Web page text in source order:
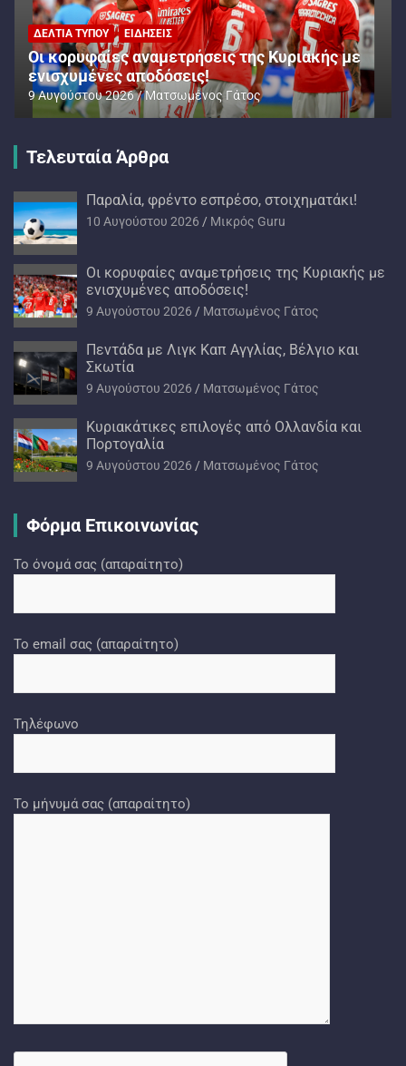
ΔΕΛΤΊΑ ΤΎΠΟΥ ΕΙΔΉΣΕΙΣ
Oι κορυφαίες αναμετρήσεις της Κυριακής με
ενισχυμένες αποδόσεις!
9 Αυγούστου 2026 Ματσωμένος Γάτος
Τελευταία Άρθρα
Παραλία, φρέντο εσπρέσο, στοιχηματάκι!
10 Αυγούστου 2026 Mικρός Guru
Oι κορυφαίες αναμετρήσεις της Κυριακής με
ενισχυμένες αποδόσεις!
9 Αυγούστου 2026 Ματσωμένος Γάτος
Πεντάδα με Λιγκ Καπ Αγγλίας, Βέλγιο και
Σκωτία
9 Αυγούστου 2026 Ματσωμένος Γάτος
Kυριακάτικες επιλογές από Ολλανδία και
Πορτογαλία
9 Αυγούστου 2026 Ματσωμένος Γάτος
Φόρμα Επικοινωνίας
Το όνομά σας (απαραίτητο)
Το email σας (απαραίτητο)
Τηλέφωνο
Το μήνυμά σας (απαραίτητο)